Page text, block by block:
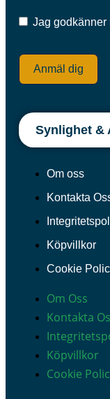
Jag godkänner
Anmäl dig
Synlighet &
Om oss
Kontakta
Köpvillkor
Cookie
Om Oss
Kontakta
Köpvillkor
Cookie